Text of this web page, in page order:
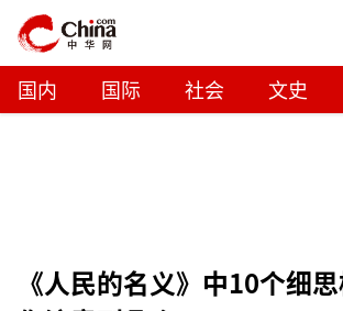
国内 国际 社会 文史
《人民的名义》中10个细